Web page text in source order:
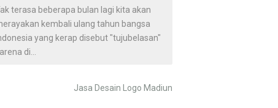
terasa beberapa bulan lagi kita akan
kembali ulang tahun bangsa
yang kerap disebut "tujubelasan"
di...
Jasa Desain Logo Madiun